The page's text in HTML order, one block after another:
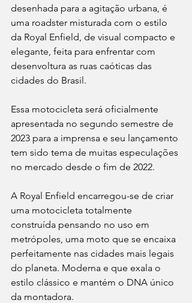
desenhada para a agitação urbana, é
uma roadster misturada com o estilo
da Royal Enfield, de visual compacto e
elegante, feita para enfrentar com
desenvoltura as ruas caóticas das
cidades do Brasil.
Essa motocicleta será oficialmente
apresentada no segundo semestre de
2023 para a imprensa e seu lançamento
tem sido tema de muitas especulações
no mercado desde o fim de 2022.
A Royal Enfield encarregou-se de criar
uma motocicleta totalmente
construída pensando no uso em
metrópoles, uma moto que se encaixa
perfeitamente nas cidades mais legais
do planeta. Moderna e que exala o
estilo clássico e mantém o DNA único
da montadora.